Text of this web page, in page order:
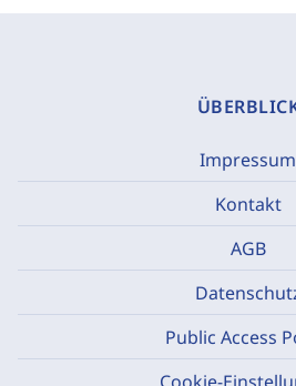
Impressum
Kontakt
AGB
Public Access